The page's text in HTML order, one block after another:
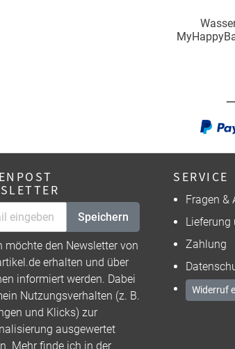
Speichern
möchte den Newsletter von
erhalten und über
informiert werden. Dabei
Nutzungsverhalten (z. B.
und Klicks) zur
ausgewertet
Mehr finde ich in der
SERVICE
Fragen &
Lieferung
Zahlung
Widerruf